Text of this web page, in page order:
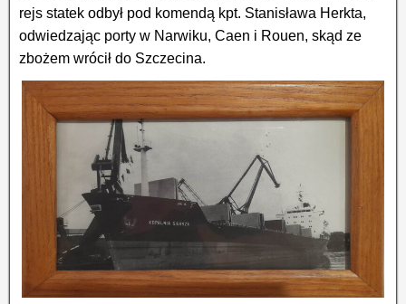
rejs statek odbył pod komendą kpt. Stanisława Herkta,
odwiedzając porty w Narwiku, Caen i Rouen, skąd ze
zbożem wrócił do Szczecina.